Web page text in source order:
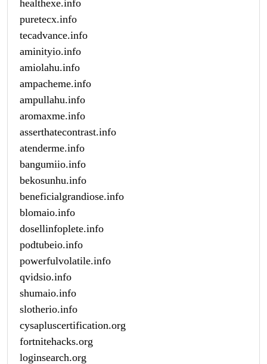
healthexe.info
puretecx.info
tecadvance.info
aminityio.info
amiolahu.info
ampacheme.info
ampullahu.info
aromaxme.info
asserthatecontrast.info
atenderme.info
bangumiio.info
bekosunhu.info
beneficialgrandiose.info
blomaio.info
dosellinfoplete.info
podtubeio.info
powerfulvolatile.info
qvidsio.info
shumaio.info
slotherio.info
cysapluscertification.org
fortnitehacks.org
loginsearch.org